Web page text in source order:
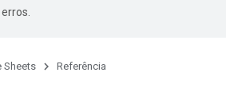
Sheets Referência